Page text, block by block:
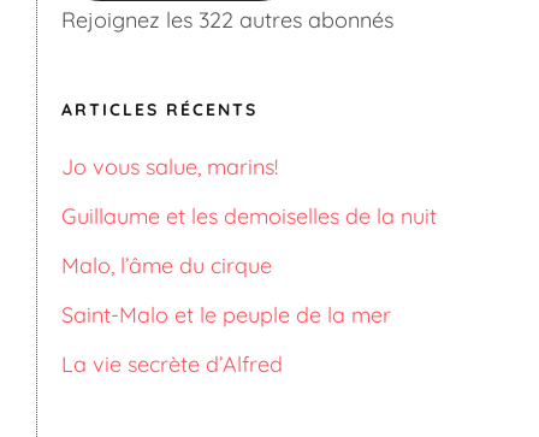
Rejoignez les 322 autres abonnés
ARTICLES RÉCENTS
Jo vous salue, marins!
Guillaume et les demoiselles de la nuit
Malo, l’âme du cirque
Saint-Malo et le peuple de la mer
La vie secrète d’Alfred